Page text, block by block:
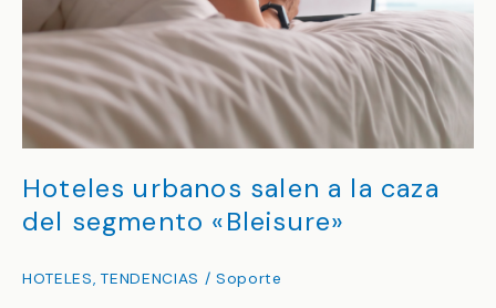
Hoteles urbanos salen a la caza
del segmento «Bleisure»
HOTELES,TENDENCIAS /Soporte